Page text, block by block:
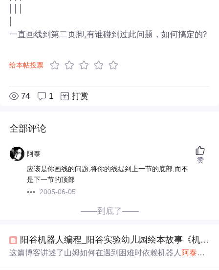
一直画线到第二页脚,有谁碰到过此问题，如何搞定的?
给本帖投票
74 1 打赏
全部评论
阿泰
应该是你画线的问题,将你的线提到上一节的底部,而不
是下一节的顶部
2005-06-05
赞
——到底了——
阳谷机器人编程_阳谷实验幼儿园绘本故事《机器人
这篇博客讲述了山姆如何在遇到困难时依赖机器人 阿泰，